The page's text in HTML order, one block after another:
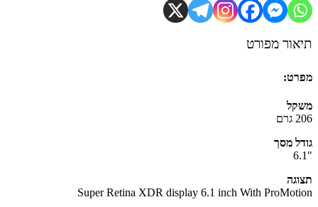
מפורט
מסך
Super Retina XDR display 6.1 inch With